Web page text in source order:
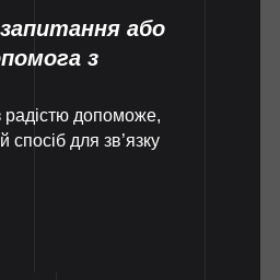
або
з
допоможе,
спосіб для зв’язку